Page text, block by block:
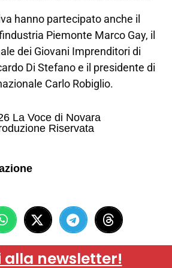
hanno partecipato anche il
Piemonte Marco Gay, il
dei Giovani Imprenditori di
Di Stefano e il presidente di
Carlo Robiglio.​
La Voce di Novara
Riservata
alla newsletter!